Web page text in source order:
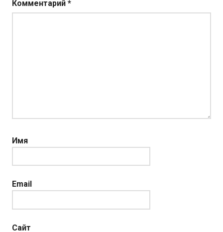
Комментарий *
Имя
Email
Сайт